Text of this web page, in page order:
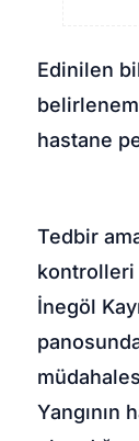
Edinilen
hastane
Tedbir
kontrolleri
İnegöl
Yangının